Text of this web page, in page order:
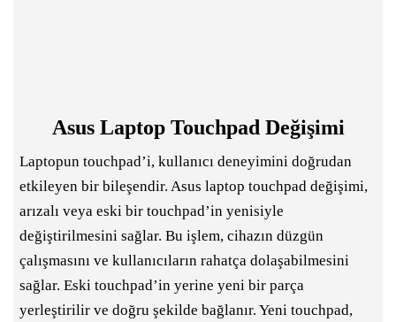
Asus Laptop Touchpad Değişimi
Laptopun touchpad’i, kullanıcı deneyimini doğrudan
etkileyen bir bileşendir. Asus laptop touchpad değişimi,
arızalı veya eski bir touchpad’in yenisiyle
değiştirilmesini sağlar. Bu işlem, cihazın düzgün
çalışmasını ve kullanıcıların rahatça dolaşabilmesini
sağlar. Eski touchpad’in yerine yeni bir parça
yerleştirilir ve doğru şekilde bağlanır. Yeni touchpad,